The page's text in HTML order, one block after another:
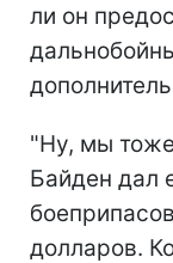
ли он
"Ну, мы тоже
Байден дал
долларов.